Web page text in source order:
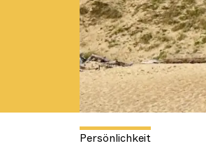
Persönlichkeit